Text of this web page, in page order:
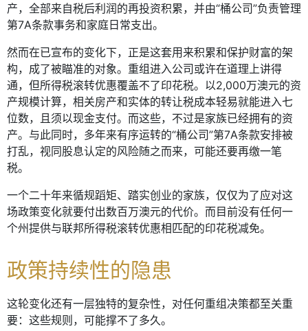
产，全部来自税后利润的再投资积累，并由“桶公司”负责管理
第7A条款事务和家庭日常支出。
然而在已宣布的变化下，正是这套用来积累和保护财富的架
构，成了被瞄准的对象。重组进入公司或许在道理上讲得
通，但所得税滚转优惠覆盖不了印花税。以2,000万澳元的资
产规模计算，相关房产和实体的转让税成本轻易就能进入七
位数，且须以现金支付。而这些，不过是家族已经拥有的资
产。与此同时，多年来有序运转的“桶公司”第7A条款安排被
打乱，视同股息认定的风险随之而来，可能还要再缴一笔
税。
一个二十年来循规蹈矩、踏实创业的家族，仅仅为了应对这
场政策变化就要付出数百万澳元的代价。而目前没有任何一
个州提供与联邦所得税滚转优惠相匹配的印花税减免。
政策持续性的隐患
这轮变化还有一层独特的复杂性，对任何重组决策都至关重
要：这些规则，可能撑不了多久。